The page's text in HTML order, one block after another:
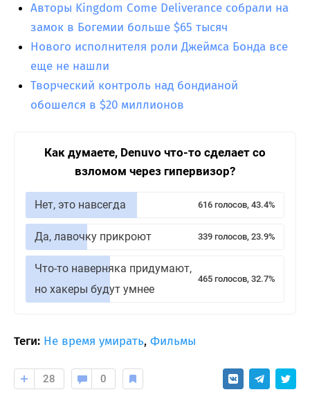
Авторы Kingdom Come Deliverance собрали на
замок в Богемии больше $65 тысяч
Нового исполнителя роли Джеймса Бонда все
еще не нашли
Творческий контроль над бондианой
обошелся в $20 миллионов
Как думаете, Denuvo что-то сделает со
взломом через гипервизор?
Нет, это навсегда 616 голосов, 43.4%
Да, лавочку прикроют 339 голосов, 23.9%
Что-то наверняка придумают,
но хакеры будут умнее
465 голосов, 32.7%
Теги: Не время умирать, Фильмы
28 0